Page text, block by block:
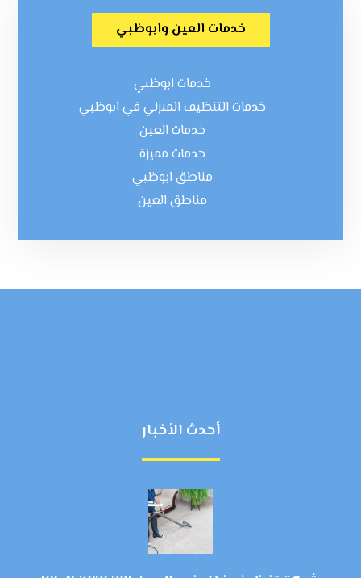
خدمات العين وابوظبي
خدمات ابوظبي
خدمات التنظيف المنزلي في ابوظبي
خدمات العين
خدمات مميزة
مناطق ابوظبي
مناطق العين
أحدث الأخبار